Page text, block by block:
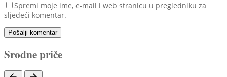
Spremi moje ime, e-mail i web stranicu u pregledniku za
sljedeći komentar.
Pošalji komentar
Srodne priče